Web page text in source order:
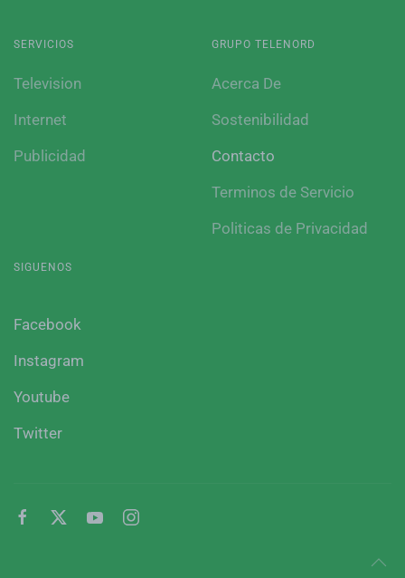
SERVICIOS
Television
Internet
Publicidad
GRUPO TELENORD
Acerca De
Sostenibilidad
Contacto
Terminos de Servicio
Politicas de Privacidad
SIGUENOS
Facebook
Instagram
Youtube
Twitter